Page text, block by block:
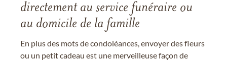
directement au service funéraire ou
au domicile de la famille
En plus des mots de condoléances, envoyer des fleurs
ou un petit cadeau est une merveilleuse façon de